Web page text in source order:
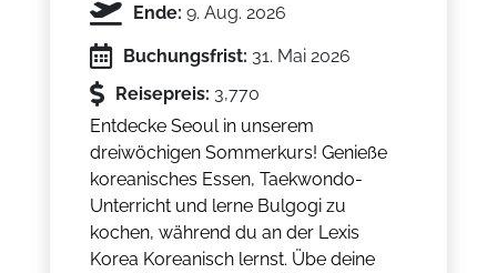
Ende: 9. Aug. 2026
Buchungsfrist: 31. Mai 2026
Reisepreis: 3,770
Entdecke Seoul in unserem
dreiwöchigen Sommerkurs! Genieße
koreanisches Essen, Taekwondo-
Unterricht und lerne Bulgogi zu
kochen, während du an der Lexis
Korea Koreanisch lernst. Übe deine